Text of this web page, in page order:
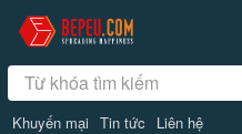
Khuyến mại Tin tức Liên hệ